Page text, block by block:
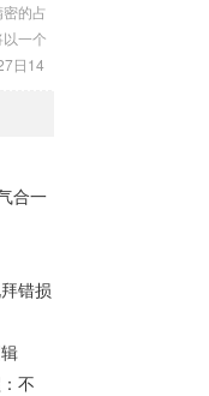
，...
喜用
、补
开的
局
的占
一个
日14
的三
是推
的天
干日
布“天
合一
错损
不